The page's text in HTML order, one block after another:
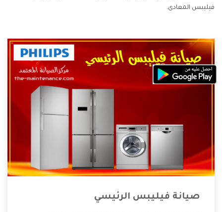
فيليبس المعادى.
صيانة فيليبس الرئيسي